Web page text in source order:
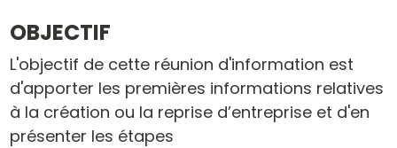
OBJECTIF
L'objectif de cette réunion d'information est
d'apporter les premières informations relatives
à la création ou la reprise d’entreprise et d'en
présenter les étapes